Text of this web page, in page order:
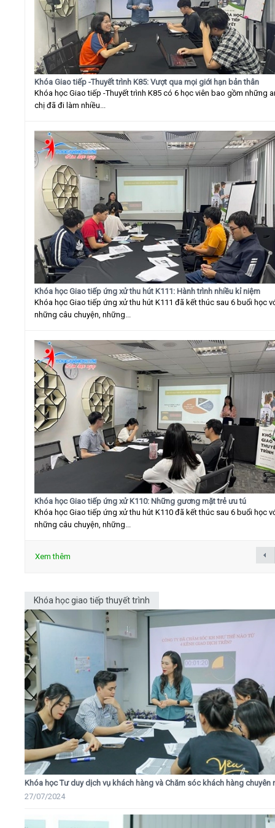
Khóa Giao tiếp -Thuyết trình K85: Vượt qua mọi giới hạn bản thân
Khóa học Giao tiếp -Thuyết trình K85 có 6 học viên bao gồm những
chị đã đi làm nhiều...
Khóa học Giao tiếp ứng xử thu hút K111: Hành trình nhiều kỉ niệm
Khóa học Giao tiếp ứng xử thu hút K111 đã kết thúc sau 6 buổi học
những câu chuyện, những...
Khóa học Giao tiếp ứng xử K110: Những gương mặt trẻ ưu tú
Khóa học Giao tiếp ứng xử thu hút K110 đã kết thúc sau 6 buổi học
những câu chuyện, những...
Xem thêm
Khóa học giao tiếp thuyết trình
Khóa học Tư duy dịch vụ khách hàng và Chăm sóc khách hàng chuyên
27/07/2024